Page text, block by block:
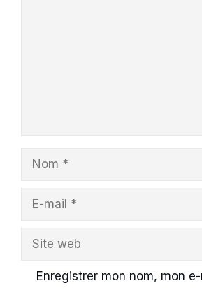
Nom
Site
Enregistrer mon nom, mon